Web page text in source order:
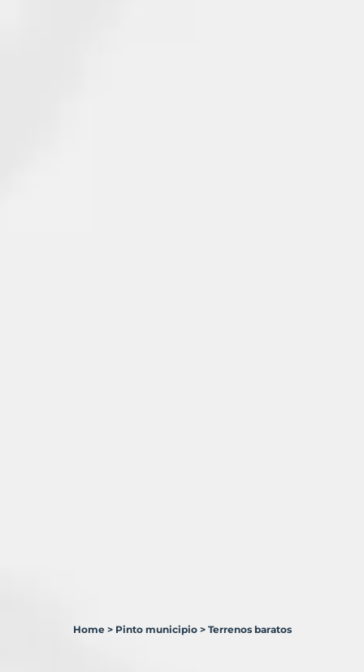
Home > Pinto municipio > Terrenos baratos